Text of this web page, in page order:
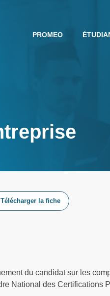
PROMEO
Télécharger la fiche
du candidat sur les
National des Certifications